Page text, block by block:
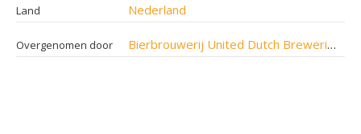
Land Nederland
Overgenomen door Bierbrouwerij United Dutch Breweries